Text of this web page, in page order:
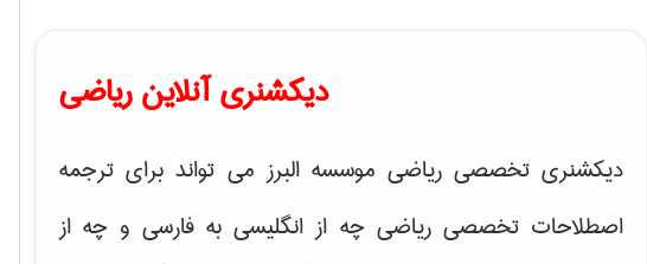
دیکشنری آنلاین ریاضی
دیکشنری تخصصی ریاضی موسسه البرز می تواند برای ترجمه
اصطلاحات تخصصی ریاضی چه از انگلیسی به فارسی و چه از